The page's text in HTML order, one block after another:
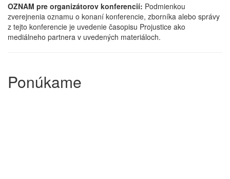
OZNAM pre organizátorov konferencií: Podmienkou
zverejnenia oznamu o konaní konferencie, zborníka alebo správy
z tejto konferencie je uvedenie časopisu Projustice ako
mediálneho partnera v uvedených materiáloch.
Ponúkame